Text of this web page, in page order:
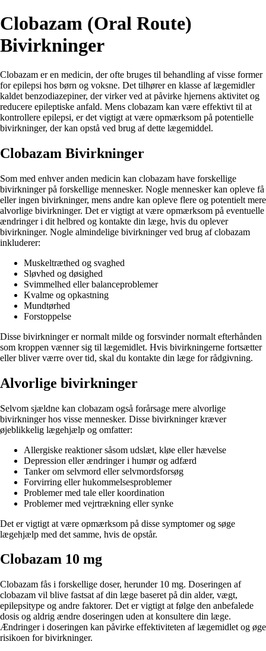
Clobazam (Oral Route)
Bivirkninger
Clobazam er en medicin, der ofte bruges til behandling af visse former
for epilepsi hos børn og voksne. Det tilhører en klasse af lægemidler
kaldet benzodiazepiner, der virker ved at påvirke hjernens aktivitet og
reducere epileptiske anfald. Mens clobazam kan være effektivt til at
kontrollere epilepsi, er det vigtigt at være opmærksom på potentielle
bivirkninger, der kan opstå ved brug af dette lægemiddel.
Clobazam Bivirkninger
Som med enhver anden medicin kan clobazam have forskellige
bivirkninger på forskellige mennesker. Nogle mennesker kan opleve få
eller ingen bivirkninger, mens andre kan opleve flere og potentielt mere
alvorlige bivirkninger. Det er vigtigt at være opmærksom på eventuelle
ændringer i dit helbred og kontakte din læge, hvis du oplever
bivirkninger. Nogle almindelige bivirkninger ved brug af clobazam
inkluderer:
Muskeltræthed og svaghed
Sløvhed og døsighed
Svimmelhed eller balanceproblemer
Kvalme og opkastning
Mundtørhed
Forstoppelse
Disse bivirkninger er normalt milde og forsvinder normalt efterhånden
som kroppen vænner sig til lægemidlet. Hvis bivirkningerne fortsætter
eller bliver værre over tid, skal du kontakte din læge for rådgivning.
Alvorlige bivirkninger
Selvom sjældne kan clobazam også forårsage mere alvorlige
bivirkninger hos visse mennesker. Disse bivirkninger kræver
øjeblikkelig lægehjælp og omfatter:
Allergiske reaktioner såsom udslæt, kløe eller hævelse
Depression eller ændringer i humør og adfærd
Tanker om selvmord eller selvmordsforsøg
Forvirring eller hukommelsesproblemer
Problemer med tale eller koordination
Problemer med vejrtrækning eller synke
Det er vigtigt at være opmærksom på disse symptomer og søge
lægehjælp med det samme, hvis de opstår.
Clobazam 10 mg
Clobazam fås i forskellige doser, herunder 10 mg. Doseringen af
clobazam vil blive fastsat af din læge baseret på din alder, vægt,
epilepsitype og andre faktorer. Det er vigtigt at følge den anbefalede
dosis og aldrig ændre doseringen uden at konsultere din læge.
Ændringer i doseringen kan påvirke effektiviteten af ​​lægemidlet og øge
risikoen for bivirkninger.